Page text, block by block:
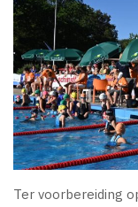
Ter voorbereiding